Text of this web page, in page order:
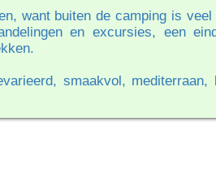
want buiten de camping is
en excursies, een
smaakvol,